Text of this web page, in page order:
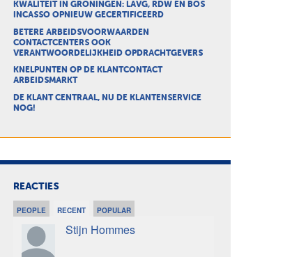
KWALITEIT IN GRONINGEN: LAVG, RDW EN BOS
INCASSO OPNIEUW GECERTIFICEERD
BETERE ARBEIDSVOORWAARDEN
CONTACTCENTERS OOK
VERANTWOORDELIJKHEID OPDRACHTGEVERS
KNELPUNTEN OP DE KLANTCONTACT
ARBEIDSMARKT
DE KLANT CENTRAAL, NU DE KLANTENSERVICE
NOG!
REACTIES
PEOPLE RECENT POPULAR
Stijn Hommes